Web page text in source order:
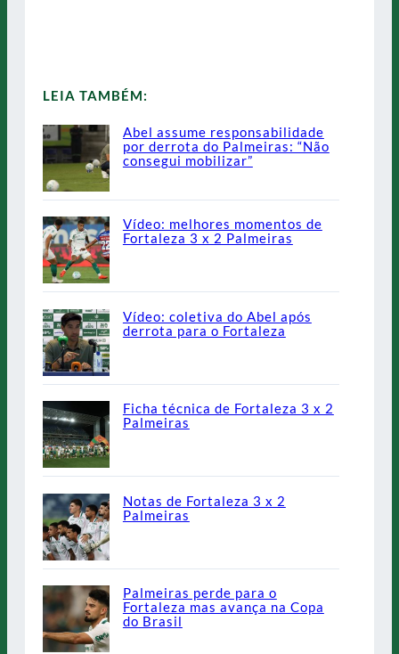
LEIA TAMBÉM:
Abel assume responsabilidade
por derrota do Palmeiras: “Não
consegui mobilizar”
Vídeo: melhores momentos de
Fortaleza 3 x 2 Palmeiras
Vídeo: coletiva do Abel após
derrota para o Fortaleza
Ficha técnica de Fortaleza 3 x 2
Palmeiras
Notas de Fortaleza 3 x 2
Palmeiras
Palmeiras perde para o
Fortaleza mas avança na Copa
do Brasil